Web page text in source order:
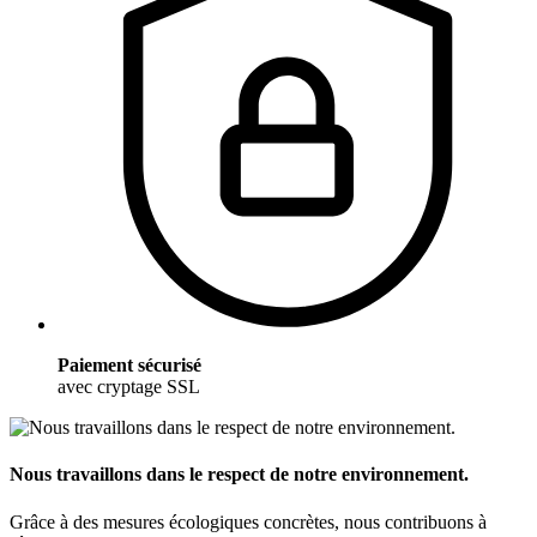
Paiement sécurisé
avec cryptage SSL
Nous travaillons dans le respect de notre environnement.
Grâce à des mesures écologiques concrètes, nous contribuons à